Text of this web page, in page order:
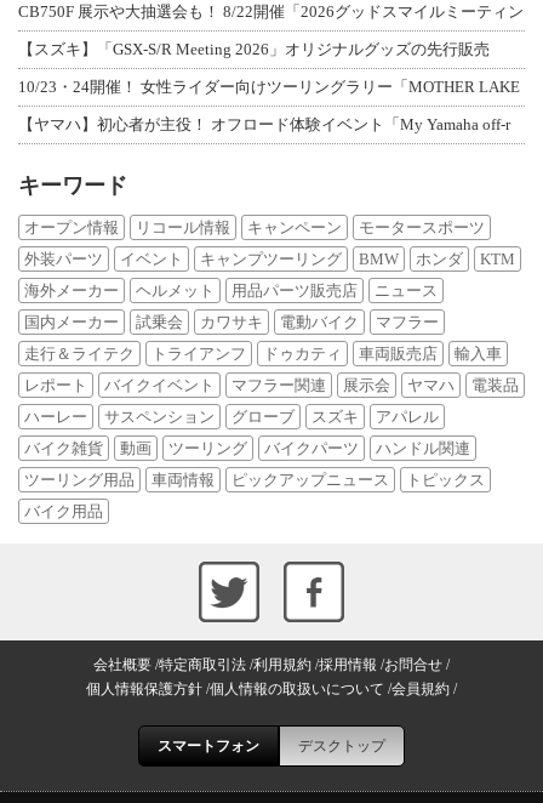
CB750F 展示や大抽選会も！ 8/22開催「2026グッドスマイルミーティン
【スズキ】「GSX-S/R Meeting 2026」オリジナルグッズの先行販売
10/23・24開催！ 女性ライダー向けツーリングラリー「MOTHER LAKE
【ヤマハ】初心者が主役！ オフロード体験イベント「My Yamaha off-r
キーワード
オープン情報 リコール情報 キャンペーン
モータースポーツ
外装パーツ
イベント キャンプツーリング BMW ホンダ
KTM
海外メーカー
ヘルメット 用品パーツ販売店
ニュース
国内メーカー
試乗会 カワサキ 電動バイク
マフラー
走行＆ライテク
トライアンフ ドゥカティ 車両販売店
輸入車
レポート
バイクイベント マフラー関連 展示会 ヤマハ
電装品
ハーレー
サスペンション グローブ スズキ
アパレル
バイク雑貨
動画 ツーリング バイクパーツ
ハンドル関連
ツーリング用品
車両情報 ピックアップニュース
トピックス
バイク用品
会社概要 特定商取引法 利用規約 採用情報 お問合せ
個人情報保護方針 個人情報の取扱いについて 会員規約
スマートフォン デスクトップ